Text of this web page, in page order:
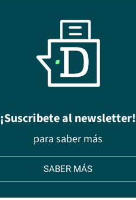
¡Suscribete al newsletter!
para saber más
SABER MÁS